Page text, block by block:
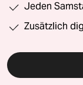
Jeden
Zusätzlich